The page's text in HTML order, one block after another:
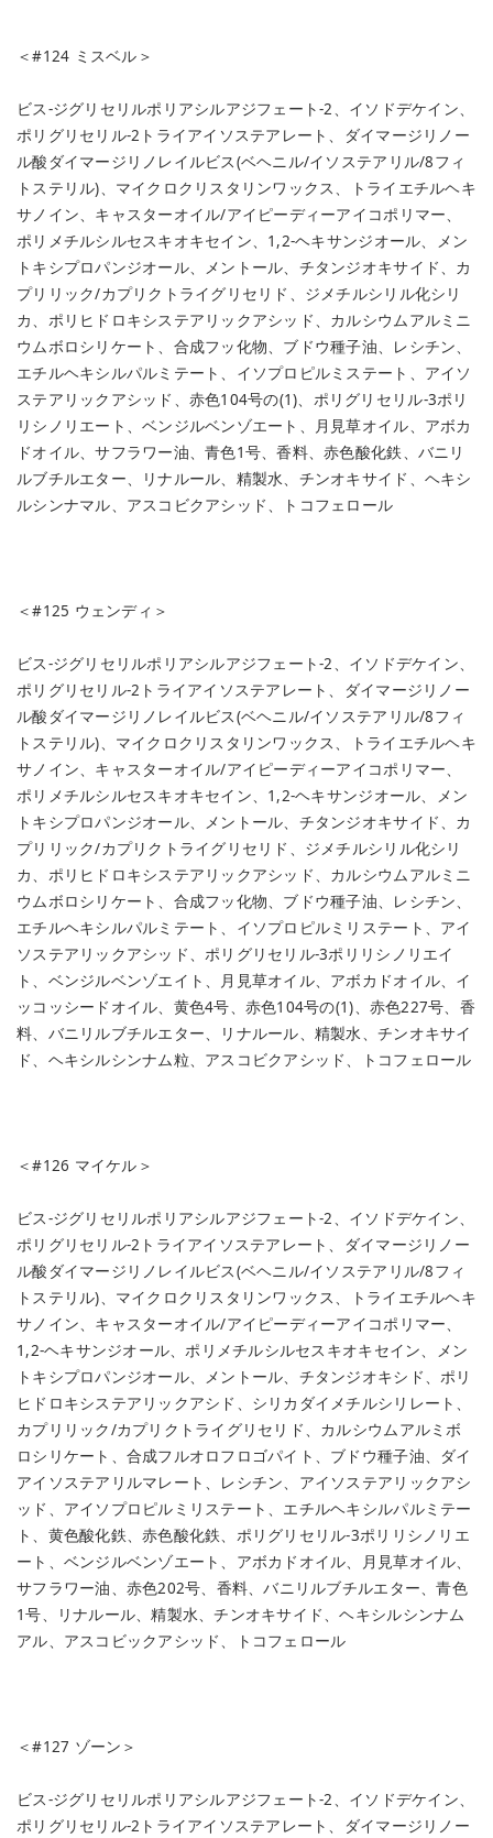
＜#124 ミスベル＞
ビス-ジグリセリルポリアシルアジフェート-2、イソドデケイン、
ポリグリセリル-2トライアイソステアレート、ダイマージリノー
ル酸ダイマージリノレイルビス(ベヘニル/イソステアリル/8フィ
トステリル)、マイクロクリスタリンワックス、トライエチルヘキ
サノイン、キャスターオイル/アイピーディーアイコポリマー、
ポリメチルシルセスキオキセイン、1,2-ヘキサンジオール、メン
トキシプロパンジオール、メントール、チタンジオキサイド、カ
プリリック/カプリクトライグリセリド、ジメチルシリル化シリ
カ、ポリヒドロキシステアリックアシッド、カルシウムアルミニ
ウムボロシリケート、合成フッ化物、ブドウ種子油、レシチン、
エチルヘキシルパルミテート、イソプロピルミステート、アイソ
ステアリックアシッド、赤色104号の(1)、ポリグリセリル-3ポリ
リシノリエート、ベンジルベンゾエート、月見草オイル、アボカ
ドオイル、サフラワー油、青色1号、香料、赤色酸化鉄、バニリ
ルブチルエター、リナルール、精製水、チンオキサイド、ヘキシ
ルシンナマル、アスコビクアシッド、トコフェロール
＜#125 ウェンディ＞
ビス-ジグリセリルポリアシルアジフェート-2、イソドデケイン、
ポリグリセリル-2トライアイソステアレート、ダイマージリノー
ル酸ダイマージリノレイルビス(ベヘニル/イソステアリル/8フィ
トステリル)、マイクロクリスタリンワックス、トライエチルヘキ
サノイン、キャスターオイル/アイピーディーアイコポリマー、
ポリメチルシルセスキオキセイン、1,2-ヘキサンジオール、メン
トキシプロパンジオール、メントール、チタンジオキサイド、カ
プリリック/カプリクトライグリセリド、ジメチルシリル化シリ
カ、ポリヒドロキシステアリックアシッド、カルシウムアルミニ
ウムボロシリケート、合成フッ化物、ブドウ種子油、レシチン、
エチルヘキシルパルミテート、イソプロピルミリステート、アイ
ソステアリックアシッド、ポリグリセリル-3ポリリシノリエイ
ト、ベンジルベンゾエイト、月見草オイル、アボカドオイル、イ
ッコッシードオイル、黄色4号、赤色104号の(1)、赤色227号、香
料、バニリルブチルエター、リナルール、精製水、チンオキサイ
ド、ヘキシルシンナム粒、アスコビクアシッド、トコフェロール
＜#126 マイケル＞
ビス-ジグリセリルポリアシルアジフェート-2、イソドデケイン、
ポリグリセリル-2トライアイソステアレート、ダイマージリノー
ル酸ダイマージリノレイルビス(ベヘニル/イソステアリル/8フィ
トステリル)、マイクロクリスタリンワックス、トライエチルヘキ
サノイン、キャスターオイル/アイピーディーアイコポリマー、
1,2-ヘキサンジオール、ポリメチルシルセスキオキセイン、メン
トキシプロパンジオール、メントール、チタンジオキシド、ポリ
ヒドロキシステアリックアシド、シリカダイメチルシリレート、
カプリリック/カプリクトライグリセリド、カルシウムアルミボ
ロシリケート、合成フルオロフロゴパイト、ブドウ種子油、ダイ
アイソステアリルマレート、レシチン、アイソステアリックアシ
ッド、アイソプロピルミリステート、エチルヘキシルパルミテー
ト、黄色酸化鉄、赤色酸化鉄、ポリグリセリル-3ポリリシノリエ
ート、ベンジルベンゾエート、アボカドオイル、月見草オイル、
サフラワー油、赤色202号、香料、バニリルブチルエター、青色
1号、リナルール、精製水、チンオキサイド、ヘキシルシンナム
アル、アスコビックアシッド、トコフェロール
＜#127 ゾーン＞
ビス-ジグリセリルポリアシルアジフェート-2、イソドデケイン、
ポリグリセリル-2トライアイソステアレート、ダイマージリノー